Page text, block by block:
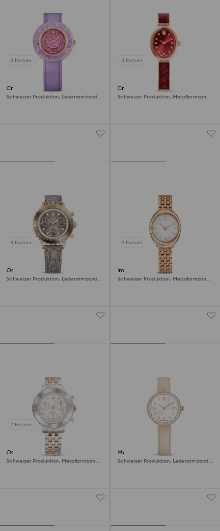
3 Farben
Crystalline lustre Uhr
Schweizer Produktion, Lederarmband,
3 Farben
Crystal Rock oval Uhr
Schweizer Produktion, Metallarmband,
4 Farben
Octea chrono Uhr
Schweizer Produktion, Lederarmband,
2 Farben
Imber oval Uhr
Schweizer Produktion, Metallarmband,
2 Farben
Octea chrono Uhr
Schweizer Produktion, Metallarmband,
Matrix tennis 7-link Uhr
Schweizer Produktion, Lederarmband,